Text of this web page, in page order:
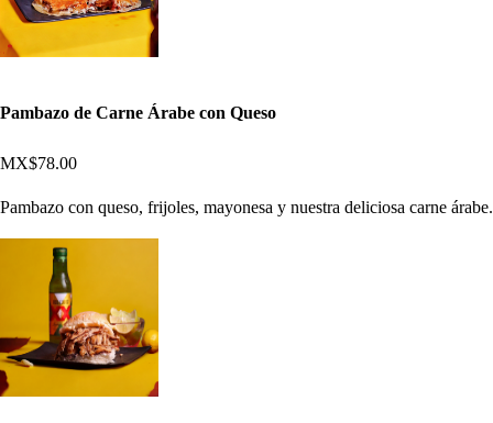
Pambazo de Carne Árabe con Queso
MX$78.00
Pambazo con queso, frijoles, mayonesa y nuestra deliciosa carne árabe.